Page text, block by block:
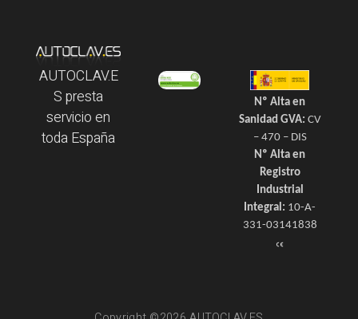
AUTOCLAV.E
S presta
servicio en
toda España
Nº Alta en
Sanidad GVA: CV
– 470 – DIS
Nº Alta en
Registro
Industrial
Integral: 10-A-
331-03141838